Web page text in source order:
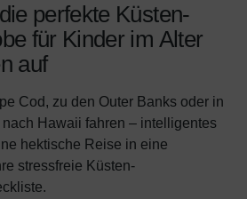
perfekte Küsten-
für Kinder im Alter
auf
Cod, zu den Outer Banks oder in
Hawaii fahren – intelligentes
hektische Reise in eine
stressfreie Küsten-